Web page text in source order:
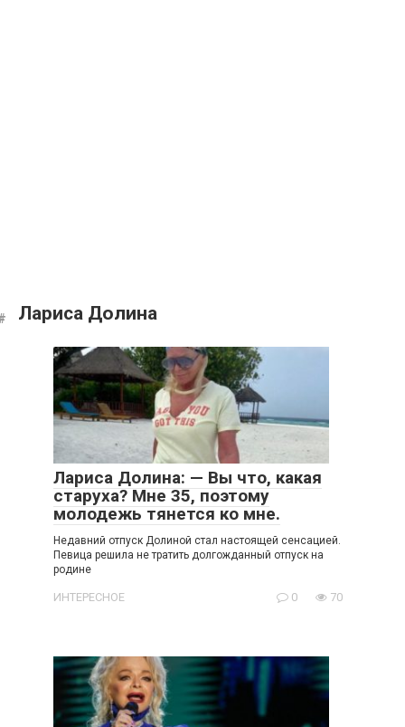
Лариса Долина
Лариса Долина: — Вы что, какая
старуха? Мне 35, поэтому
молодежь тянется ко мне.
Недавний отпуск Долиной стал настоящей сенсацией.
Певица решила не тратить долгожданный отпуск на
родине
ИНТЕРЕСНОЕ 0 70